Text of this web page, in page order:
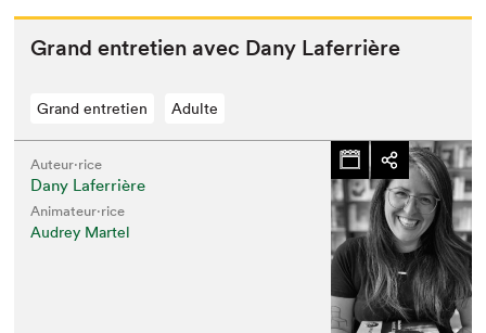
Grand entre­tien avec Dany Laferrière
Grand entretien Adulte
Auteur·rice
Dany Laferrière
Animateur⋅rice
Audrey Martel